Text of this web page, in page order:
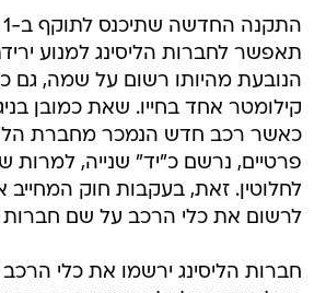
תאפשר לחברות הליסינג למנוע
הנובעת מהיותו רשום על שמה, גם
קילומטר אחד בחייו. שאת כמובן
כאשר רכב חדש הנמכר מחברת
פרטיים, נרשם כ"יד" שנייה, למרות
לחלוטין. זאת, בעקבות חוק המחייב
לרשום את כלי הרכב על שם חברות
חברות הליסינג ירשמו את כלי